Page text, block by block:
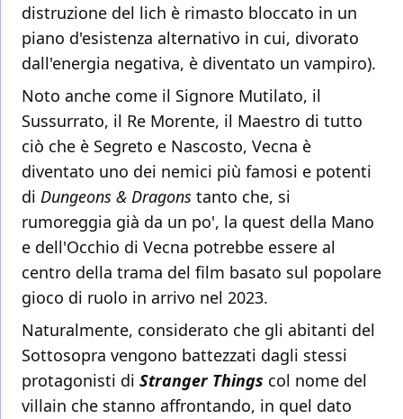
distruzione del lich è rimasto bloccato in un
piano d'esistenza alternativo in cui, divorato
dall'energia negativa, è diventato un vampiro).
Noto anche come il Signore Mutilato, il
Sussurrato, il Re Morente, il Maestro di tutto
ciò che è Segreto e Nascosto, Vecna è
diventato uno dei nemici più famosi e potenti
di Dungeons & Dragons tanto che, si
rumoreggia già da un po', la quest della Mano
e dell'Occhio di Vecna potrebbe essere al
centro della trama del film basato sul popolare
gioco di ruolo in arrivo nel 2023.
Naturalmente, considerato che gli abitanti del
Sottosopra vengono battezzati dagli stessi
protagonisti di Stranger Things col nome del
villain che stanno affrontando, in quel dato